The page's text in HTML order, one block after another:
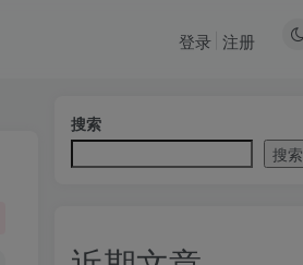
登录 注册
搜索
搜索